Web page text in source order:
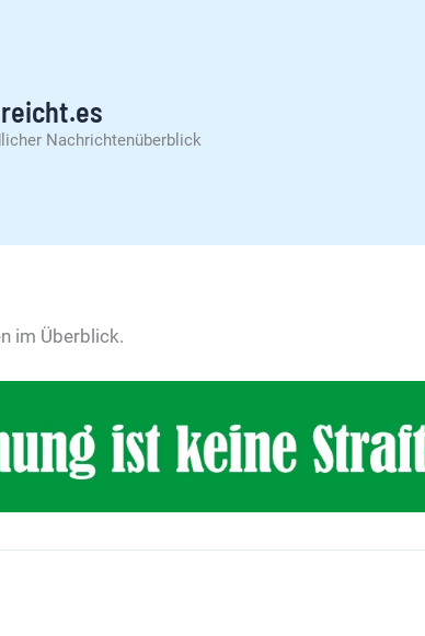
Nachrichtenüberblick
im Überblick.